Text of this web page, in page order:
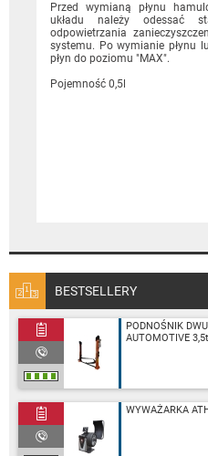
Przed wymianą płynu
układu należy odessać
odpowietrzania
systemu. Po wymianie płynu
płyn do poziomu "MAX".
Pojemność 0,5l
BESTSELLERY
PODNOŚNIK
AUTOMOTIVE 3,5t
WYWAŻARKA